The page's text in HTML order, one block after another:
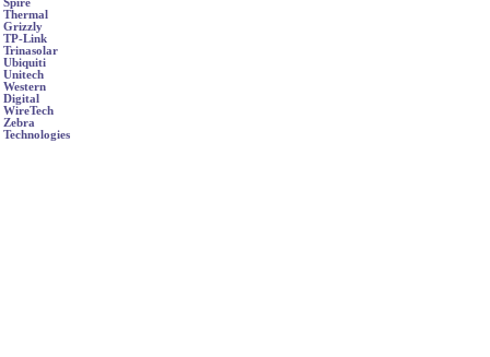
Spire
Thermal
Grizzly
TP-Link
Trinasolar
Ubiquiti
Unitech
Western
Digital
WireTech
Zebra
Technologies